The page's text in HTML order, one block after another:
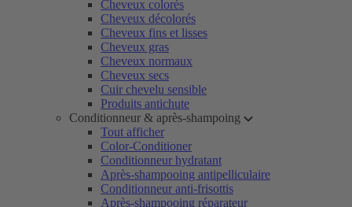
Cheveux colorés
Cheveux décolorés
Cheveux fins et lisses
Cheveux gras
Cheveux normaux
Cheveux secs
Cuir chevelu sensible
Produits antichute
Conditionneur & après-shampoing
Tout afficher
Color-Conditioner
Conditionneur hydratant
Après-shampooing antipelliculaire
Conditionneur anti-frisottis
Après-shampooing réparateur